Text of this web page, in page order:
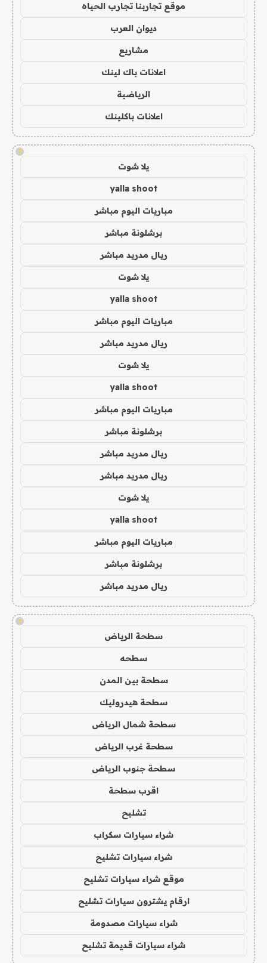
موقع تجاربنا تجارب الحياه
ديوان العرب
مشاريع
اعلانات باك لينك
الرياضية
اعلانات باكلينك
!
يلا شوت
yalla shoot
مباريات اليوم مباشر
برشلونة مباشر
ريال مدريد مباشر
يلا شوت
yalla shoot
مباريات اليوم مباشر
ريال مدريد مباشر
يلا شوت
yalla shoot
مباريات اليوم مباشر
برشلونة مباشر
ريال مدريد مباشر
ريال مدريد مباشر
يلا شوت
yalla shoot
مباريات اليوم مباشر
برشلونة مباشر
ريال مدريد مباشر
!
سطحة الرياض
سطحه
سطحة بين المدن
سطحة هيدروليك
سطحة شمال الرياض
سطحة غرب الرياض
سطحة جنوب الرياض
اقرب سطحة
تشليح
شراء سيارات سكراب
شراء سيارات تشليح
موقع شراء سيارات تشليح
ارقام يشترون سيارات تشليح
شراء سيارات مصدومة
شراء سيارات قديمة تشليح